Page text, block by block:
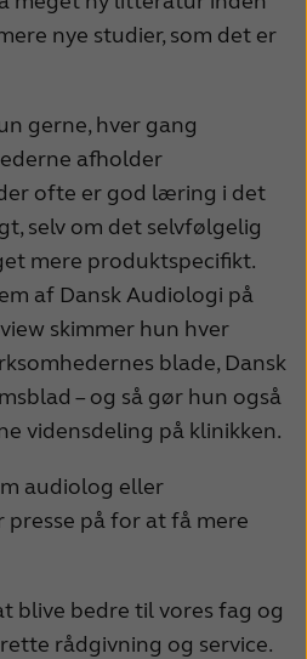
nye studier, som det er
gerne, hver gang
afholder
ofte er god læring i det
selv om det selvfølgelig
mere produktspecifikt.
af Dansk Audiologi på
skimmer hun hver
blade, Dansk
– og så gør hun også
vidensdeling på klinikken.
audiolog eller
på for at få mere
blive bedre til vores fag og
rådgivning og service.